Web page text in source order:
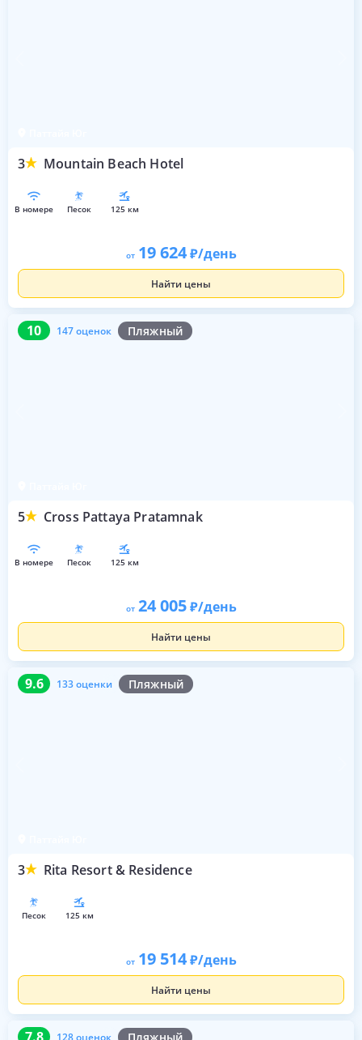
3 Mountain Beach Hotel
в номере песок 125 км
от 19 624 /день
Найти цены
10 147 оценок Пляжный
5 Cross Pattaya Pratamnak
10 147 оценок
в номере песок 125 км
от 24 005 /день
Найти цены
9.6 133 оценки Пляжный
3 Rita Resort & Residence
9.6 133 оценки
песок 125 км
от 19 514 /день
Найти цены
128 оценок Пляжный
7.8 128 оценок